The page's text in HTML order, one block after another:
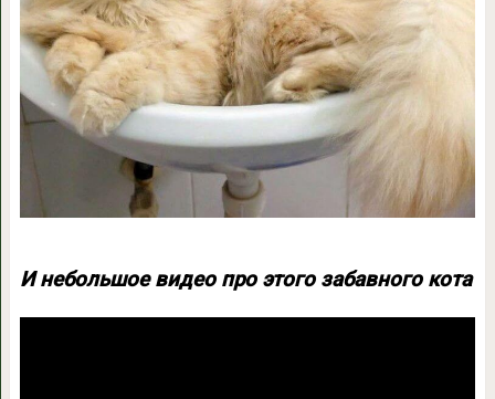
И небольшое видео про этого забавного кота